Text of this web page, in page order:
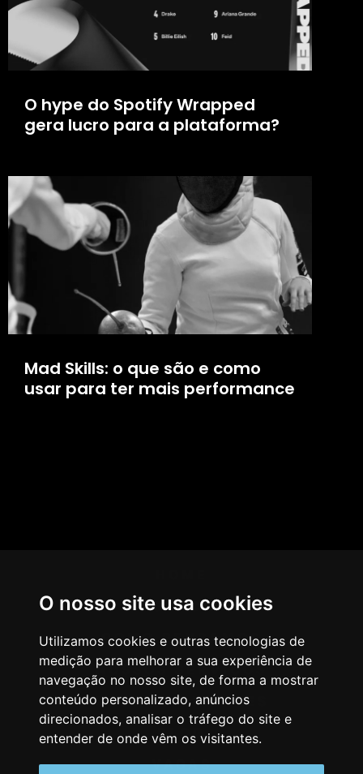
O nosso site usa cookies
Utilizamos cookies e outras tecnologias de
medição para melhorar a sua experiência de
navegação no nosso site, de forma a mostrar
conteúdo personalizado, anúncios
direcionados, analisar o tráfego do site e
entender de onde vêm os visitantes.
O hype do Spotify Wrapped
gera lucro para a plataforma?
Mad Skills: o que são e como
usar para ter mais performance
AGÊNCIA
COMO PENSAMOS
NOSSOS SERVIÇOS
CASES & CLIENTES
BLOG
VAGAS